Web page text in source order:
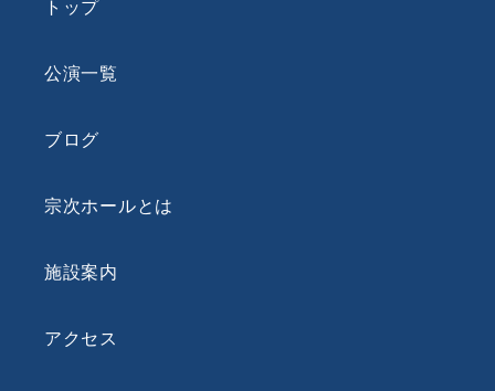
トップ
公演一覧
ブログ
宗次ホールとは
施設案内
アクセス